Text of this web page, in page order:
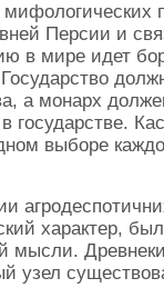
Персии и
в мире идет
а монарх
государстве.
выборе
характер,
мысли.
узел